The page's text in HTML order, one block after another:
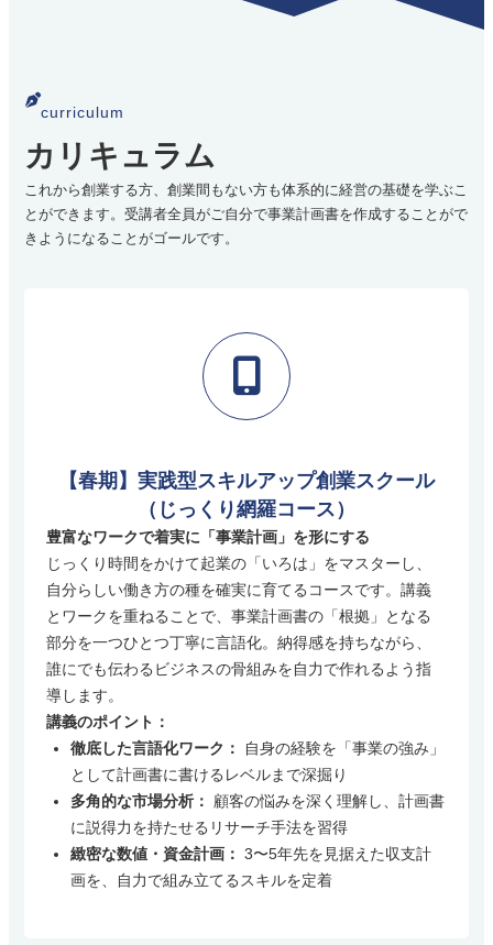
curriculum
カリキュラム
これから創業する方、創業間もない方も体系的に経営の基礎を学ぶこ
とができます。受講者全員がご自分で事業計画書を作成することがで
きようになることがゴールです。
【春期】実践型スキルアップ創業スクール
（じっくり網羅コース）
豊富なワークで着実に「事業計画」を形にする
じっくり時間をかけて起業の「いろは」をマスターし、
自分らしい働き方の種を確実に育てるコースです。講義
とワークを重ねることで、事業計画書の「根拠」となる
部分を一つひとつ丁寧に言語化。納得感を持ちながら、
誰にでも伝わるビジネスの骨組みを自力で作れるよう指
導します。
講義のポイント：
徹底した言語化ワーク：
自身の経験を「事業の強み」
として計画書に書けるレベルまで深掘り
多角的な市場分析：
顧客の悩みを深く理解し、計画書
に説得力を持たせるリサーチ手法を習得
緻密な数値・資金計画： 3〜5年先を見据えた収支計
画を、自力で組み立てるスキルを定着